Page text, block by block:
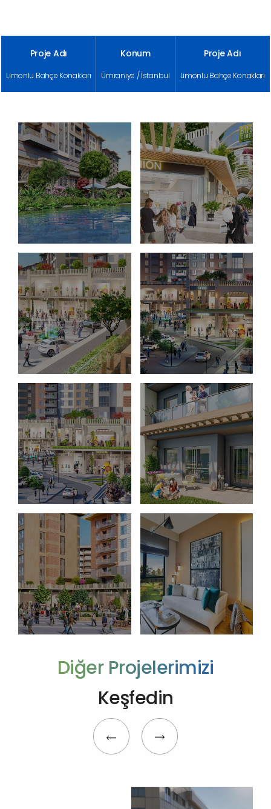
Proje Adı
Limonlu Bahçe Konakları
Konum
Ümraniye / İstanbul
Proje Adı
Limonlu Bahçe Konakları
Diğer Projelerimizi
Keşfedin